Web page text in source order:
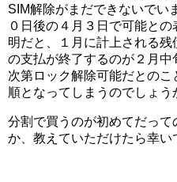
SIM解除がまだできないでい
０日後の４月３日で可能と
明だと、１月に計上される
の支払が終了するのが２月
次第ロック解除可能だとの
順となってしまうのでしょう
分割で買うのが初めてだっ
か、教えていただけたら幸い